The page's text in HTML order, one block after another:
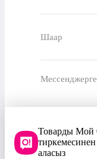
Шаар
Товарды Мой
аласыз